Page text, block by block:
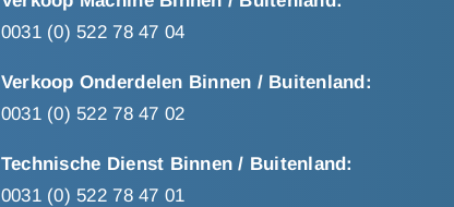
0031 (0) 522 78 47 04
Verkoop Onderdelen Binnen / Buitenland:
0031 (0) 522 78 47 02
Technische Dienst Binnen / Buitenland:
0031 (0) 522 78 47 01